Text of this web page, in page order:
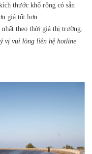
thước khổ rộng có sẵn
giá tốt hơn.
theo thời giá thị trường.
vị vui lòng liên hệ hotline